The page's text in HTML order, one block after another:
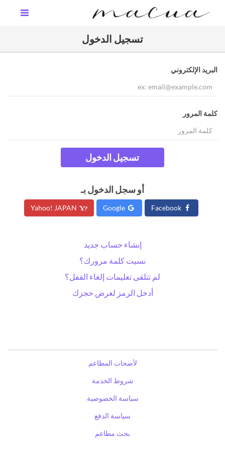
تسجيل الدخول
البريد الإلكتروني
كلمة المرور
تسجيل الدخول
أو سجل الدخول بـ
إنشاء حساب جديد
نسيت كلمة مرورك؟
لم تتلقى تعليمات إلغاء القفل؟
أدخل الرمز لعرض حجزك
لأصحاب المطاعم
شروط الخدمة
سياسة الخصوصية
سياسة الدفع
بحث مطاعم